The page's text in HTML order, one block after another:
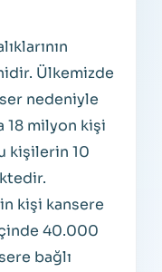
Ülkemizde
nedeniyle
18 milyon kişi
kişilerin 10
kişi kansere
40.000
bağlı